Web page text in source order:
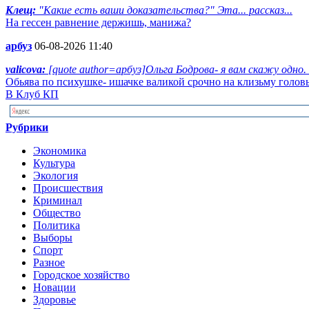
Клещ: "Какие есть ваши доказательства?" Эта... рассказ...
На гессен равнение держишь, манижа?
арбуз 06-08-2026 11:40
valicova: [quote author=арбуз]Ольга Бодрова- я вам скажу
Обьява по психушке- ишачке валикой срочно на клизьму
В Клуб КП
Рубрики
Экономика
Культура
Экология
Происшествия
Криминал
Общество
Политика
Выборы
Спорт
Разное
Городское хозяйство
Новации
Здоровье